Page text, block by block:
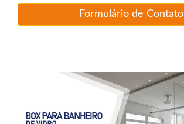
Formulário de Contato